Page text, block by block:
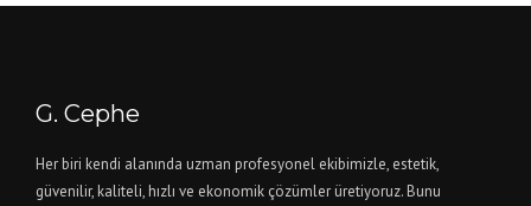
G. Cephe
Her biri kendi alanında uzman profesyonel ekibimizle, estetik,
güvenilir, kaliteli, hızlı ve ekonomik çözümler üretiyoruz. Bunu